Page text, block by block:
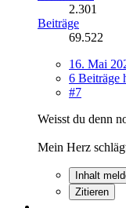
2.301
Beiträge
69.522
16. Mai
6 Beiträge
#7
Weisst du denn
Mein Herz
Inhalt
Zitieren